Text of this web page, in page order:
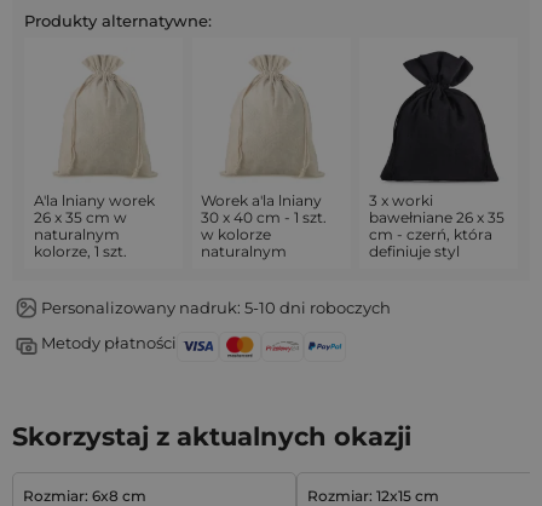
Produkty alternatywne:
A'la lniany worek
26 x 35 cm w
naturalnym
kolorze, 1 szt.
Worek a'la lniany
30 x 40 cm - 1 szt.
w kolorze
naturalnym
3 x worki
bawełniane 26 x 35
cm - czerń, która
definiuje styl
Personalizowany nadruk: 5-10 dni roboczych
Metody płatności
Skorzystaj z aktualnych okazji
Rozmiar: 6x8 cm
Rozmiar: 12x15 cm